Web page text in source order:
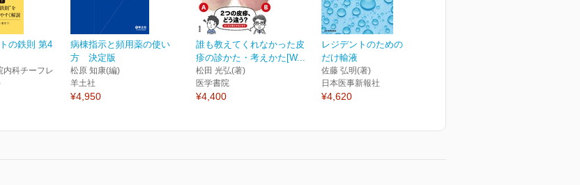
の鉄則 第4
内科チーフレ
病棟指示と頻用薬の使い
方 決定版
松原 知康(編)
羊土社
¥4,950
誰も教えてくれなかった皮
疹の診かた・考えかた[W...
松田 光弘(著)
医学書院
¥4,400
レジデントのための これ
だけ輸液
佐藤 弘明(著)
日本医事新報社
¥4,620